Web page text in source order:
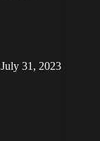
July 31, 2023